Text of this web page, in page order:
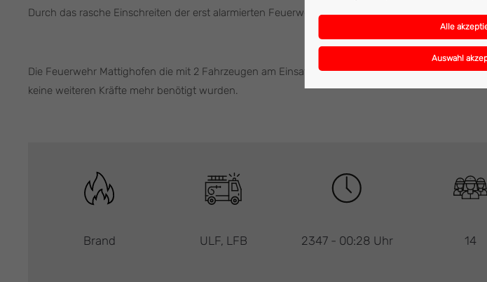
Durch das rasche Einschreiten der erst alarmierten Feuerwehren konnte jedoch ein größerer
Die Feuerwehr Mattighofen die mit 2 Fahrzeugen am Einsatzort war , wartetete am
keine weiteren Kräfte mehr benötigt wurden.
Brand ULF, LFB 2347 - 00:28 Uhr 14